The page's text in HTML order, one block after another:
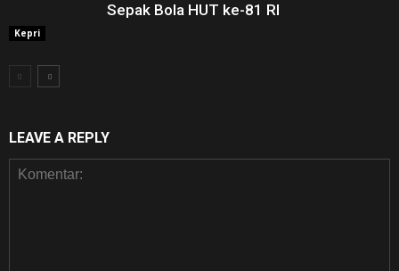
Kepri
Sepak Bola HUT ke-81 RI ‎
LEAVE A REPLY